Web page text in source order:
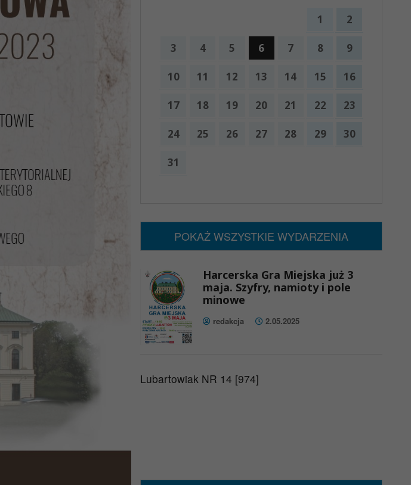
1 2
3 4 5 6 7 8 9
10 11 12 13 14 15 16
17 18 19 20 21 22 23
24 25 26 27 28 29 30
31
POKAŻ WSZYSTKIE WYDARZENIA
Harcerska Gra Miejska już 3
maja. Szyfry, namioty i pole
minowe
redakcja 2.05.2025
Lubartowiak NR 14 [974]